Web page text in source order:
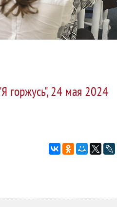
горжусь", 24 мая 2024